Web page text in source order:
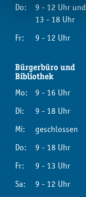
Do:
9 - 12 Uhr und
13 - 18 Uhr
Fr:
9 - 12 Uhr
Bürgerbüro und
Bibliothek
Mo:
9 - 16 Uhr
Di:
9 - 18 Uhr
Mi:
geschlossen
Do:
9 - 18 Uhr
Fr:
9 - 13 Uhr
Sa:
9 - 12 Uhr